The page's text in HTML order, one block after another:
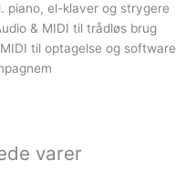
piano, el-klaver og strygere
& MIDI til trådløs brug
til optagelse og software
varer